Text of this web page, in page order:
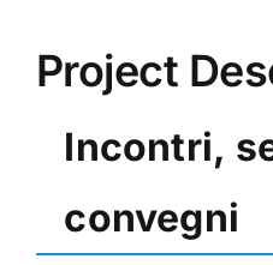
Project
Incontri,
convegni